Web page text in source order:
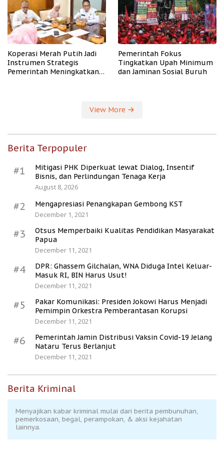
Koperasi Merah Putih Jadi
Instrumen Strategis
Pemerintah Meningkatkan
Pemerintah Fokus
Tingkatkan Upah Minimum
dan Jaminan Sosial Buruh
View More
Berita Terpopuler
#1
Mitigasi PHK Diperkuat lewat Dialog, Insentif
Bisnis, dan Perlindungan Tenaga Kerja
August 8, 2026
#2
Mengapresiasi Penangkapan Gembong KST
December 1, 2021
#3
Otsus Memperbaiki Kualitas Pendidikan Masyarakat
Papua
December 11, 2021
#4
DPR: Ghassem Gilchalan, WNA Diduga Intel Keluar-
Masuk RI, BIN Harus Usut!
December 11, 2021
#5
Pakar Komunikasi: Presiden Jokowi Harus Menjadi
Pemimpin Orkestra Pemberantasan Korupsi
December 11, 2021
#6
Pemerintah Jamin Distribusi Vaksin Covid-19 Jelang
Nataru Terus Berlanjut
December 11, 2021
Berita Kriminal
Menyajikan kabar kriminal mulai dari berita pembunuhan,
pemerkosaan, begal, perampokan, & aksi kejahatan
lainnya.